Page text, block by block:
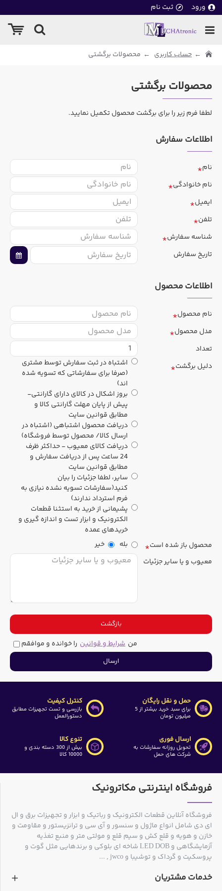
ورود ثبت نام
حساب کاربری محصولات برگشتی
محصولات برگشتی
لطفا فرم زیر را برای برگشت محصول تکمیل نمایید.
اطلاعات سفارش
نام
نام خانوادگی
ایمیل
تلفن
شناسه سفارش
تاریخ سفارش
اطلاعات محصول
نام محصول
مدل محصول
تعداد
دلیل برگشت
اشتباه در ثبت سفارش توسط مشتری
(صرفا برای سفارشاتی که تسویه شده
اند)
بروز اشکال در کالای دارای گارانتی-
پیش از پایان مهلت گارانتی کالا و
مطابق قوانین سایت
دریافت محصول اشتباهی (اشتباه در
ارسال کالا/ محصول توسط فروشگاه)
دریافت کالای معیوب - حداکثر ظرف
24 ساعت پس از دریافت سفارش و
مطابق قوانین سایت
سایر، لطفا جزئیات را بیان
کنید(سفارشات تسویه نشده نیازی به
فرم استرداد ندارند)
پشیمانی از خرید به استثنا قطعات
الکترونیک و ابزار تست و اندازه گیری و
خریدهای عمده
محصول باز شده است
بله
خیر
معیوب و یا سایر جزئیات
بازگشت
من شرایط و قوانین را خوانده و موافقم
ارسال
حمل و نقل رایگان
برای سبد خرید بیشتر از 5
میلیون تومان
کنترل کیفیت
بازرسی و تست تجهیزات مطابق
دستورالعمل
ارسال فوری
تحویل روزانه سفارشات به
شرکت های حمل
تنوع کالا
بیش از 300 دسته بندی و
10000 کالا
فروشگاه اینترنتی مکاترونیک
فروشگاه آنلاین قطعات الکترونیک و رباتیک و ابزار و تجهیزات برق و ال
ای دی شامل انواع ماژول و سنسور و آی سی و ترانزیستور و مقاومت و
خازن و هویه و قلع کش و سیم قلع و مولتی متر و منبع تغذیه
آزمایشگاهی و LED DOB شاخه ای بلوکی و برندهایی مثل گوت و
پروسکیت و گرداک و توشیبا و jwco , ...
خدمات مشتریان